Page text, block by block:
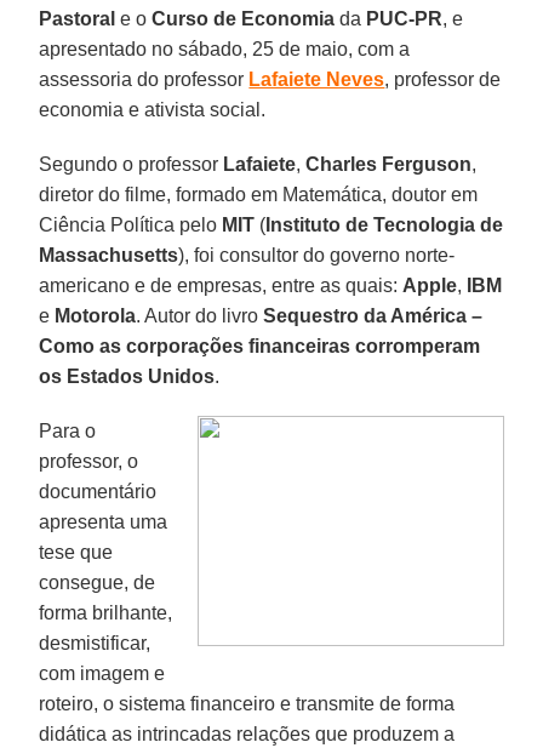
Pastoral e oCurso de Economiada PUC-PR, e
apresentado no sábado, 25 de maio, com a
assessoria do professor Lafaiete Neves, professor de
economia e ativista social.
Segundo o professor Lafaiete,Charles Ferguson,
diretor do filme, formado em Matemática, doutor em
Ciência Política pelo MIT ( Instituto de Tecnologia de
Massachusetts), foi consultor do governo norte-
americano e de empresas, entre as quais: Apple,
IBM
e Motorola. Autor do livroSequestro da América –
Como as corporações financeiras corromperam
os Estados Unidos.
Para o
professor, o
documentário
apresenta uma
tese que
consegue, de
forma brilhante,
desmistificar,
com imagem e
roteiro, o sistema financeiro e transmite de forma
didática as intrincadas relações que produzem a